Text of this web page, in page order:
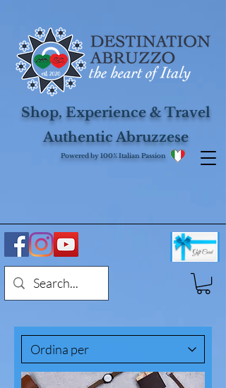
Shop, Experience & Travel
Authentic Abruzzese
Powered by 100% Italian Passion